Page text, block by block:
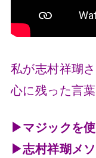
私が志村祥瑚
心に残った言
▶マジックを
▶志村祥瑚メ